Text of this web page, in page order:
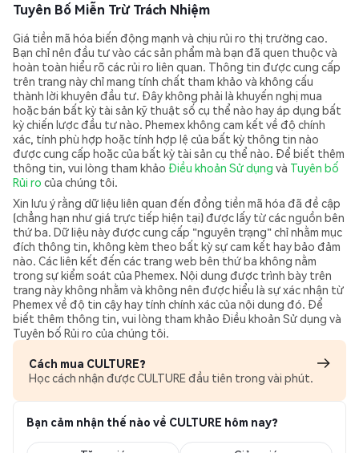
Tuyên Bố Miễn Trừ Trách Nhiệm
Giá tiền mã hóa biến động mạnh và chịu rủi ro thị trường cao.
Bạn chỉ nên đầu tư vào các sản phẩm mà bạn đã quen thuộc và
hoàn toàn hiểu rõ các rủi ro liên quan. Thông tin được cung cấp
trên trang này chỉ mang tính chất tham khảo và không cấu
thành lời khuyên đầu tư. Đây không phải là khuyến nghị mua
hoặc bán bất kỳ tài sản kỹ thuật số cụ thể nào hay áp dụng bất
kỳ chiến lược đầu tư nào. Phemex không cam kết về độ chính
xác, tính phù hợp hoặc tính hợp lệ của bất kỳ thông tin nào
được cung cấp hoặc của bất kỳ tài sản cụ thể nào. Để biết thêm
thông tin, vui lòng tham khảo Điều khoản Sử dụng và Tuyên bố
Rủi ro của chúng tôi.
Xin lưu ý rằng dữ liệu liên quan đến đồng tiền mã hóa đã đề cập
(chẳng hạn như giá trực tiếp hiện tại) được lấy từ các nguồn bên
thứ ba. Dữ liệu này được cung cấp "nguyên trạng" chỉ nhằm mục
đích thông tin, không kèm theo bất kỳ sự cam kết hay bảo đảm
nào. Các liên kết đến các trang web bên thứ ba không nằm
trong sự kiểm soát của Phemex. Nội dung được trình bày trên
trang này không nhằm và không nên được hiểu là sự xác nhận từ
Phemex về độ tin cậy hay tính chính xác của nội dung đó. Để
biết thêm thông tin, vui lòng tham khảo Điều khoản Sử dụng và
Tuyên bố Rủi ro của chúng tôi.
Cách mua CULTURE?
Học cách nhận được CULTURE đầu tiên trong vài phút.
Bạn cảm nhận thế nào về CULTURE hôm nay?